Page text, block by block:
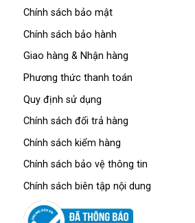
Chính sách bảo mật
Chính sách bảo hành
Giao hàng & Nhận hàng
Phương thức thanh toán
Quy định sử dụng
Chính sách đổi trả hàng
Chính sách kiểm hàng
Chính sách bảo vệ thông tin
Chính sách biên tập nội dung